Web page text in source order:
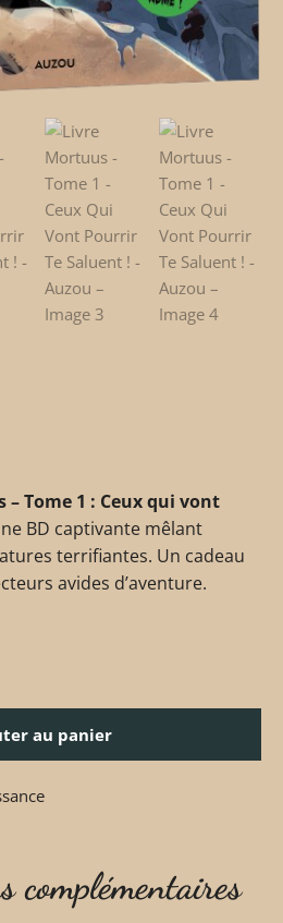
– Tome 1 : Ceux qui vont
BD captivante mêlant
terrifiantes. Un cadeau
avides d’aventure.
au panier